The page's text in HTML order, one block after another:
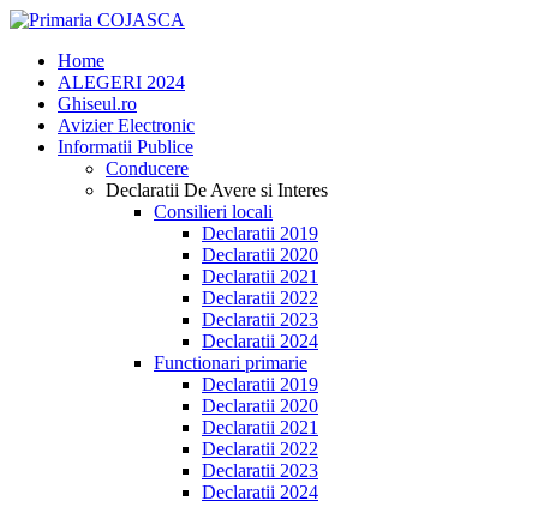
Home
ALEGERI 2024
Ghiseul.ro
Avizier Electronic
Informatii Publice
Conducere
Declaratii De Avere si Interes
Consilieri locali
Declaratii 2019
Declaratii 2020
Declaratii 2021
Declaratii 2022
Declaratii 2023
Declaratii 2024
Functionari primarie
Declaratii 2019
Declaratii 2020
Declaratii 2021
Declaratii 2022
Declaratii 2023
Declaratii 2024